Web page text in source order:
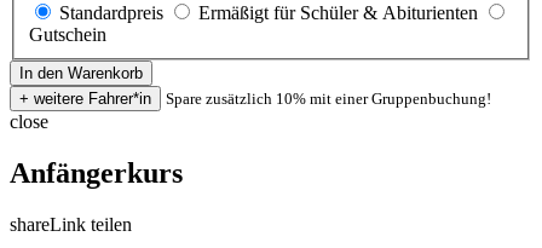
Standardpreis
Ermäßigt für Schüler & Abiturienten
Gutschein
Spare zusätzlich 10% mit einer Gruppenbuchung!
close
Anfängerkurs
shareLink teilen